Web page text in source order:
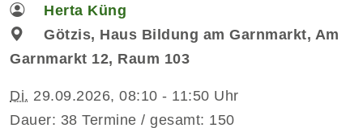
Herta Küng
Götzis, Haus Bildung am Garnmarkt, Am
Garnmarkt 12, Raum 103
Di. 29.09.2026, 08:10 - 11:50 Uhr
Dauer: 38 Termine / gesamt: 150